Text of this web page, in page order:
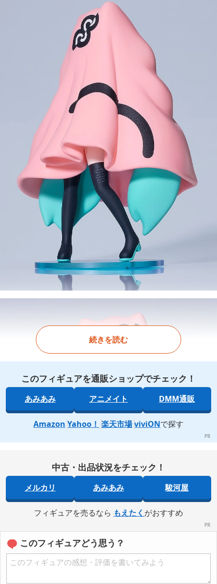
続きを読む
このフィギュアを通販ショップでチェック！
あみあみ アニメイト DMM通販
Amazon Yahoo！ 楽天市場 viviONで探す
中古・出品状況をチェック！
メルカリ あみあみ 駿河屋
フィギュアを売るなら もえたく がおすすめ
このフィギュアどう思う？